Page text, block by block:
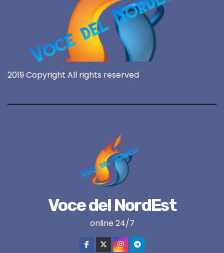
2019 Copyright All rights reserved
Voce del NordEst
online 24/7